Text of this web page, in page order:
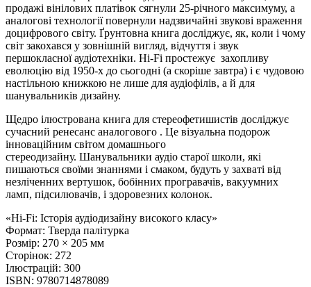
продажі вінілових платівок сягнули 25-річного максимуму, а
аналогові технології повернули надзвичайні звукові враження
доцифрового світу. Ґрунтовна книга досліджує, як, коли і чому
світ закохався у зовнішній вигляд, відчуття і звук
першокласної аудіотехніки. Hi-Fi простежує захопливу
еволюцію від 1950-х до сьогодні (а скоріше завтра) і є чудовою
настільною книжкою не лише для аудіофілів, а й для
шанувальників дизайну.
Щедро ілюстрована книга для стереофетишистів досліджує
сучасний ренесанс аналогового . Це візуальна подорож
інноваційним світом домашнього
стереодизайну. Шанувальники аудіо старої школи, які
пишаються своїми знаннями і смаком, будуть у захваті від
незліченних вертушок, бобінних програвачів, вакуумних
ламп, підсилювачів, і здоровезних колонок.
«Hi-Fi: Історія аудіодизайну високого класу»
Формат: Тверда палітурка
Розмір: 270 × 205 мм
Сторінок: 272
Ілюстрацій: 300
ISBN: 9780714878089